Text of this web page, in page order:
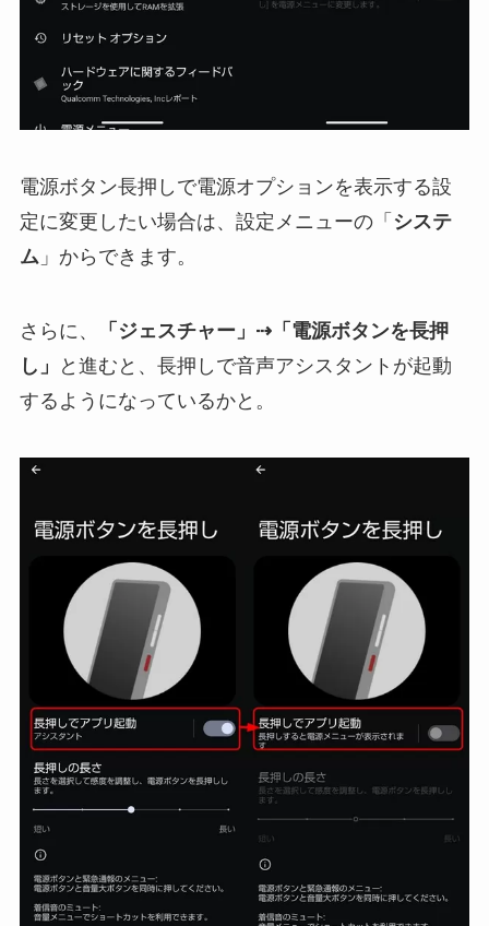
電源ボタン長押しで電源オプションを表示する設
定に変更したい場合は、設定メニューの「 システ
ム」からできます。
さらに、
「ジェスチャー」⇢「電源ボタンを長押
し」
と進むと、長押しで音声アシスタントが起動
するようになっているかと。